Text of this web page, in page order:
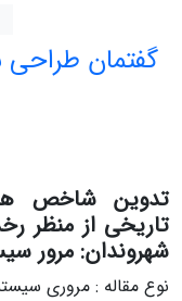
گفتمان
تدوین شاخص
تاریخی از منظر
شهروندان: مرور
نوع مقاله : مروری